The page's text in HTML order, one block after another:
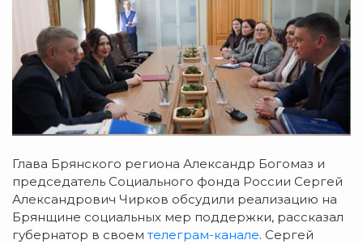
Глава Брянского региона Александр Богомаз и
председатель Социального фонда России Сергей
Александрович Чирков обсудили реализацию на
Брянщине социальных мер поддержки, рассказал
губернатор в своемтелеграм-канале. Сергей